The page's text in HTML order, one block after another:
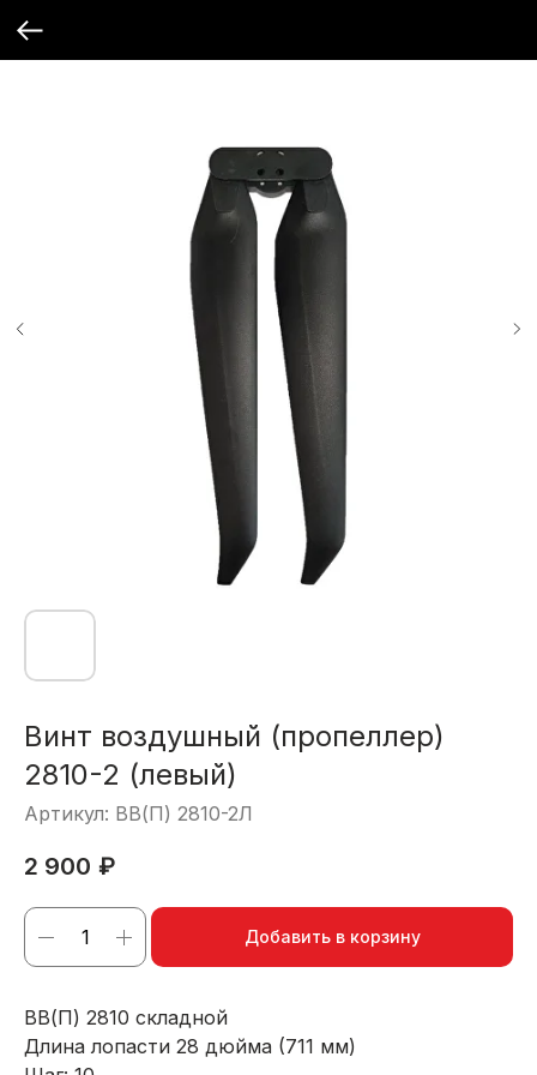
Винт воздушный (пропеллер)
2810-2 (левый)
Артикул: ВВ(П) 2810-2Л
2 900 ₽
Добавить в корзину
ВВ(П) 2810 складной
Длина лопасти 28 дюйма (711 мм)